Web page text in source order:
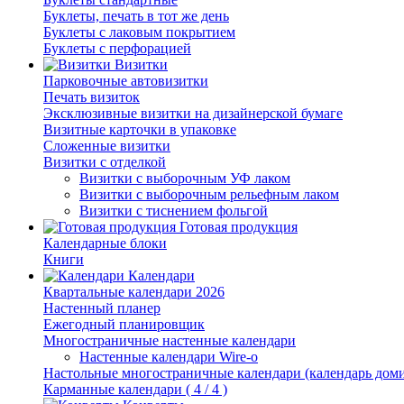
Буклеты, печать в тот же день
Буклеты с лаковым покрытием
Буклеты с перфорацией
Визитки
Парковочные автовизитки
Печать визиток
Эксклюзивные визитки на дизайнерской бумаге
Визитные карточки в упаковке
Сложенные визитки
Визитки с отделкой
Визитки с выборочным УФ лаком
Визитки с выборочным рельефным лаком
Визитки с тиснением фольгой
Готовая продукция
Календарные блоки
Книги
Календари
Квартальные календари 2026
Настенный планер
Ежегодный планировщик
Многостраничные настенные календари
Настенные календари Wire-o
Настольные многостраничные календари (календарь
Карманные календари ( 4 / 4 )